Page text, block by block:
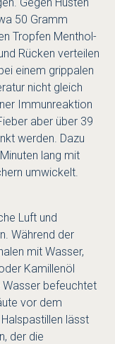
Gegen Husten
50 Gramm
Tropfen Menthol-
Rücken verteilen
einem grippalen
nicht gleich
Immunreaktion
aber über 39
werden. Dazu
lang mit
umwickelt.
Luft und
Während der
mit Wasser,
Kamillenöl
Wasser befeuchtet
vor dem
lässt
der die